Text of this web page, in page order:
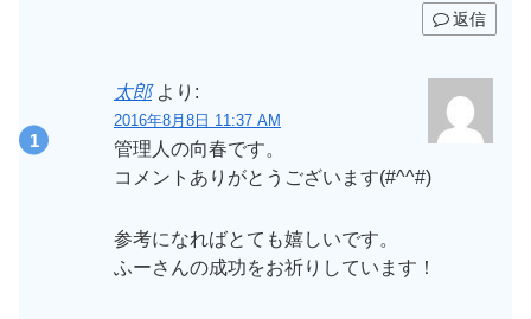
返信
太郎 より:
2016年8月8日 11:37 AM
管理人の向春です。
コメントありがとうございます(#^^#)
参考になればとても嬉しいです。
ふーさんの成功をお祈りしています！